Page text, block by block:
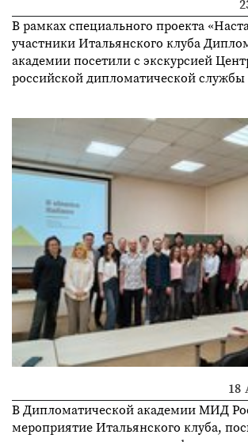
В рамках специального проекта
участники Итальянского клуба
академии посетили с экскурсией
российской дипломатической
18
В Дипломатической академии МИД
мероприятие Итальянского клуба,